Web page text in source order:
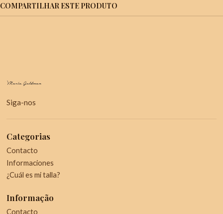
COMPARTILHAR ESTE PRODUTO
Siga-nos
Categorias
Contacto
Informaciones
¿Cuál es mi talla?
Informação
Contacto